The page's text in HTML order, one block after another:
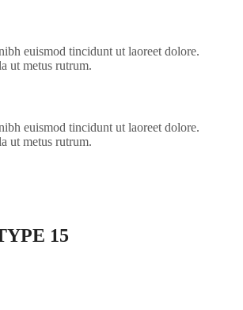
euismod tincidunt ut laoreet dolore.
ut metus rutrum.
euismod tincidunt ut laoreet dolore.
ut metus rutrum.
15